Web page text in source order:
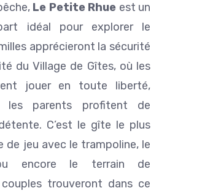
Le Petite Rhue est un
idéal pour explorer le
apprécieront la sécurité
du Village de Gîtes, où les
jouer en toute liberté,
les parents profitent de
C’est le gîte le plus
de jeu avec le trampoline, le
encore le terrain de
trouveront dans ce